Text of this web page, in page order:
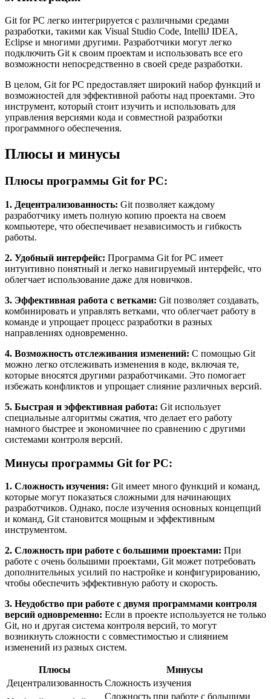
Git for PC легко интегрируется с различными средами
разработки, такими как Visual Studio Code, IntelliJ IDEA,
Eclipse и многими другими. Разработчики могут легко
подключить Git к своим проектам и использовать все его
возможности непосредственно в своей среде разработки.
В целом, Git for PC предоставляет широкий набор функций и
возможностей для эффективной работы над проектами. Это
инструмент, который стоит изучить и использовать для
управления версиями кода и совместной разработки
программного обеспечения.
Плюсы и минусы
Плюсы программы Git for PC:
1. Децентрализованность: Git позволяет каждому
разработчику иметь полную копию проекта на своем
компьютере, что обеспечивает независимость и гибкость
работы.
2. Удобный интерфейс: Программа Git for PC имеет
интуитивно понятный и легко навигируемый интерфейс, что
облегчает использование даже для новичков.
3. Эффективная работа с ветками: Git позволяет создавать,
комбинировать и управлять ветками, что облегчает работу в
команде и упрощает процесс разработки в разных
направлениях одновременно.
4. Возможность отслеживания изменений: С помощью Git
можно легко отслеживать изменения в коде, включая те,
которые вносятся другими разработчиками. Это помогает
избежать конфликтов и упрощает слияние различных версий.
5. Быстрая и эффективная работа: Git использует
специальные алгоритмы сжатия, что делает его работу
намного быстрее и экономичнее по сравнению с другими
системами контроля версий.
Минусы программы Git for PC:
1. Сложность изучения: Git имеет много функций и команд,
которые могут показаться сложными для начинающих
разработчиков. Однако, после изучения основных концепций
и команд, Git становится мощным и эффективным
инструментом.
2. Сложность при работе с большими проектами: При
работе с очень большими проектами, Git может потребовать
дополнительных усилий по настройке и конфигурированию,
чтобы обеспечить эффективную работу и скорость.
3. Неудобство при работе с двумя программами контроля
версий одновременно: Если в проекте используется не только
Git, но и другая система контроля версий, то могут
возникнуть сложности с совместимостью и слиянием
изменений из разных систем.
Плюсы
Минусы
Децентрализованность Сложность изучения
Сложность при работе с большими